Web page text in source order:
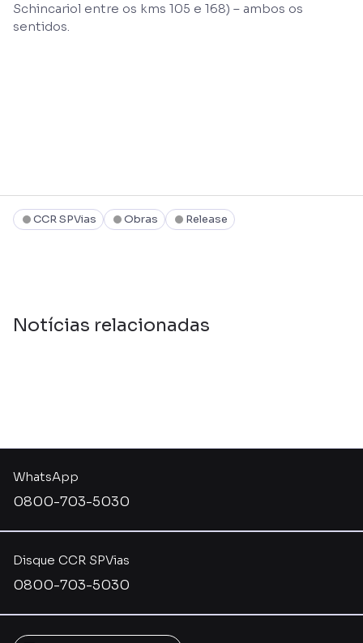
Schincariol entre os kms 105 e 168) – ambos os
sentidos.
CCR SPVias Obras Release
Notícias relacionadas
Disque CCR SPVias
0800-703-5030
WhatsApp
0800-703-5030